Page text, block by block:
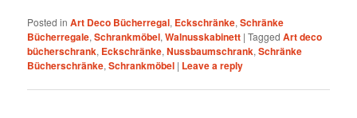
Posted in Art Deco Bücherregal, Eckschränke,Schränke
Bücherregale,Schrankmöbel,Walnusskabinett |Tagged Art deco
bücherschrank, Eckschränke,Nussbaumschrank,Schränke
Bücherschränke,Schrankmöbel | Leave a reply